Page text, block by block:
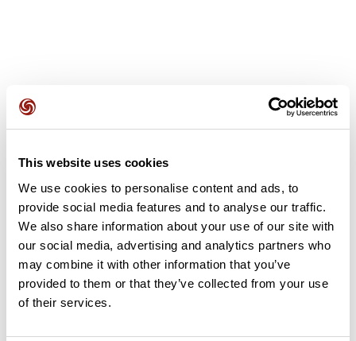
This website uses cookies
We use cookies to personalise content and ads, to
provide social media features and to analyse our traffic.
We also share information about your use of our site with
our social media, advertising and analytics partners who
may combine it with other information that you’ve
provided to them or that they’ve collected from your use
of their services.
Ajouter un avis
Découvrez ce parcours de vélo de 46,6 km à proximité de